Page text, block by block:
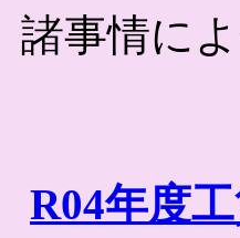
諸事情に
R04年度